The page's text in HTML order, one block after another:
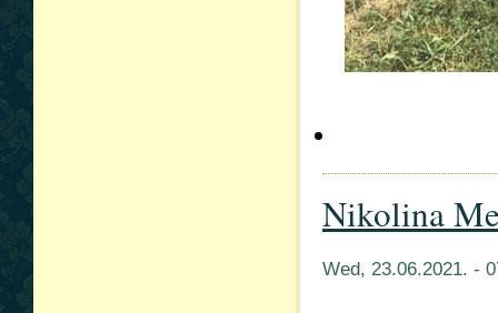
Nikolina
Wed, 23.06.2021. -